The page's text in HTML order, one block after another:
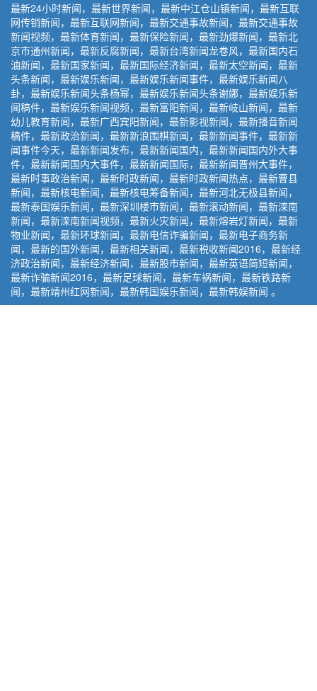
最新24小时新闻，最新世界新闻，最新中江仓山镇新闻，最新互联
网传销新闻，最新互联网新闻，最新交通事故新闻，最新交通事故
新闻视频，最新体育新闻，最新保险新闻，最新劲爆新闻，最新北
京市通州新闻，最新反腐新闻，最新台湾新闻龙卷风，最新国内石
油新闻，最新国家新闻，最新国际经济新闻，最新太空新闻，最新
头条新闻，最新娱乐新闻，最新娱乐新闻事件，最新娱乐新闻八
卦，最新娱乐新闻头条杨幂，最新娱乐新闻头条谢娜，最新娱乐新
闻稿件，最新娱乐新闻视频，最新富阳新闻，最新岐山新闻，最新
幼儿教育新闻，最新广西宾阳新闻，最新影视新闻，最新播音新闻
稿件，最新政治新闻，最新新浪围棋新闻，最新新闻事件，最新新
闻事件今天，最新新闻发布，最新新闻国内，最新新闻国内外大事
件，最新新闻国内大事件，最新新闻国际，最新新闻晋州大事件，
最新时事政治新闻，最新时政新闻，最新时政新闻热点，最新曹县
新闻，最新核电新闻，最新核电筹备新闻，最新河北无极县新闻，
最新泰国娱乐新闻，最新深圳楼市新闻，最新滚动新闻，最新滦南
新闻，最新滦南新闻视频，最新火灾新闻，最新熔岩灯新闻，最新
物业新闻，最新环球新闻，最新电信诈骗新闻，最新电子商务新
闻，最新的国外新闻，最新相关新闻，最新税收新闻2016，最新经
济政治新闻，最新经济新闻，最新股市新闻，最新英语简短新闻，
最新诈骗新闻2016，最新足球新闻，最新车祸新闻，最新铁路新
闻，最新靖州红网新闻，最新韩国娱乐新闻，最新韩娱新闻 。